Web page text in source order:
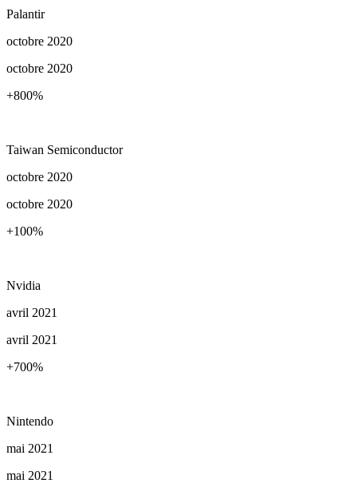
Palantir
octobre 2020
octobre 2020
+800%
Taiwan Semiconductor
octobre 2020
octobre 2020
+100%
Nvidia
avril 2021
avril 2021
+700%
Nintendo
mai 2021
mai 2021